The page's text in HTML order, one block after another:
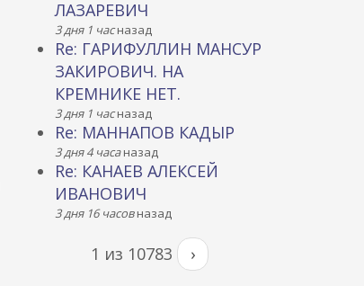
ЛАЗАРЕВИЧ
3 дня 1 часназад
Re: ГАРИФУЛЛИН МАНСУР
ЗАКИРОВИЧ. НА
КРЕМНИКЕ НЕТ.
3 дня 1 часназад
Re: МАННАПОВ КАДЫР
3 дня 4 часаназад
Re: КАНАЕВ АЛЕКСЕЙ
ИВАНОВИЧ
3 дня 16 часовназад
1 из 10783 ›